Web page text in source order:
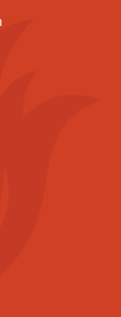
Fenster)